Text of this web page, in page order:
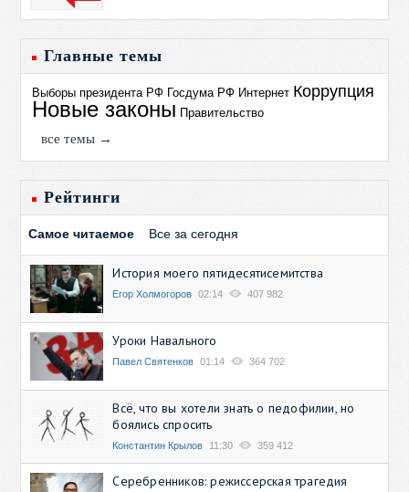
Главные темы
Выборы президента РФ Госдума РФ Интернет Коррупция
Новые законы Правительство
все темы →
Рейтинги
Самое читаемое Все за сегодня
История моего пятидесятисемитства
Егор Холмогоров 02:14 407 982
Уроки Навального
Павел Святенков 01:14 364 702
Всё, что вы хотели знать о педофилии, но
боялись спросить
Константин Крылов 11:30 359 412
Серебренников: режиссерская трагедия